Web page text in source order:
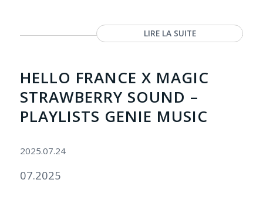
LIRE LA SUITE
HELLO FRANCE X MAGIC
STRAWBERRY SOUND –
PLAYLISTS GENIE MUSIC
2025.07.24
07.2025